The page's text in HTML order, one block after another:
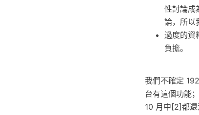
性討論成
論，所以
過度的資
負擔。
我們不確定
台有這個功能
10 月中[2]都